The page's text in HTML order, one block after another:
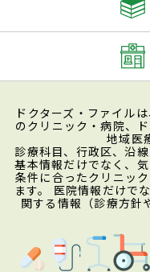
ドクターズ・ファイル
のクリニック・病院、
地域医
診療科目、行政区、沿
基本情報だけでなく、
条件に合ったクリニッ
ます。 医院情報だけで
関する情報（診療方針